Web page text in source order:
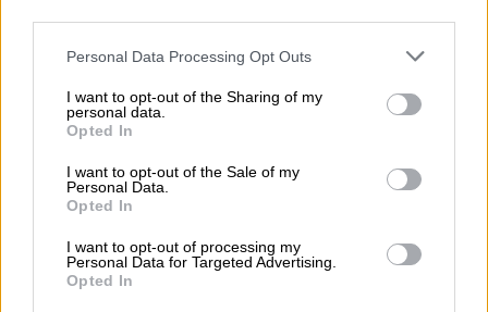
Please note that this website/app uses one or more Google
not limited to your visit or usage behaviour. You may click to
grant or deny consent to Google and its third-party tags to
use your data for below specified purposes in below Google
consent section.
Personal Data Processing Opt Outs
I want to opt-out of the Sharing of my
personal data.
Opted In
I want to opt-out of the Sale of my
Personal Data.
Opted In
I want to opt-out of processing my
Personal Data for Targeted Advertising.
Opted In
Λίγες ώρες πριν την έλευση του 2025, το
ethnos.gr κάνει μία ανακεφαλαίωση των
διεθνών εξελίξεων που μονοπώλησαν το
ενδιαφέρον